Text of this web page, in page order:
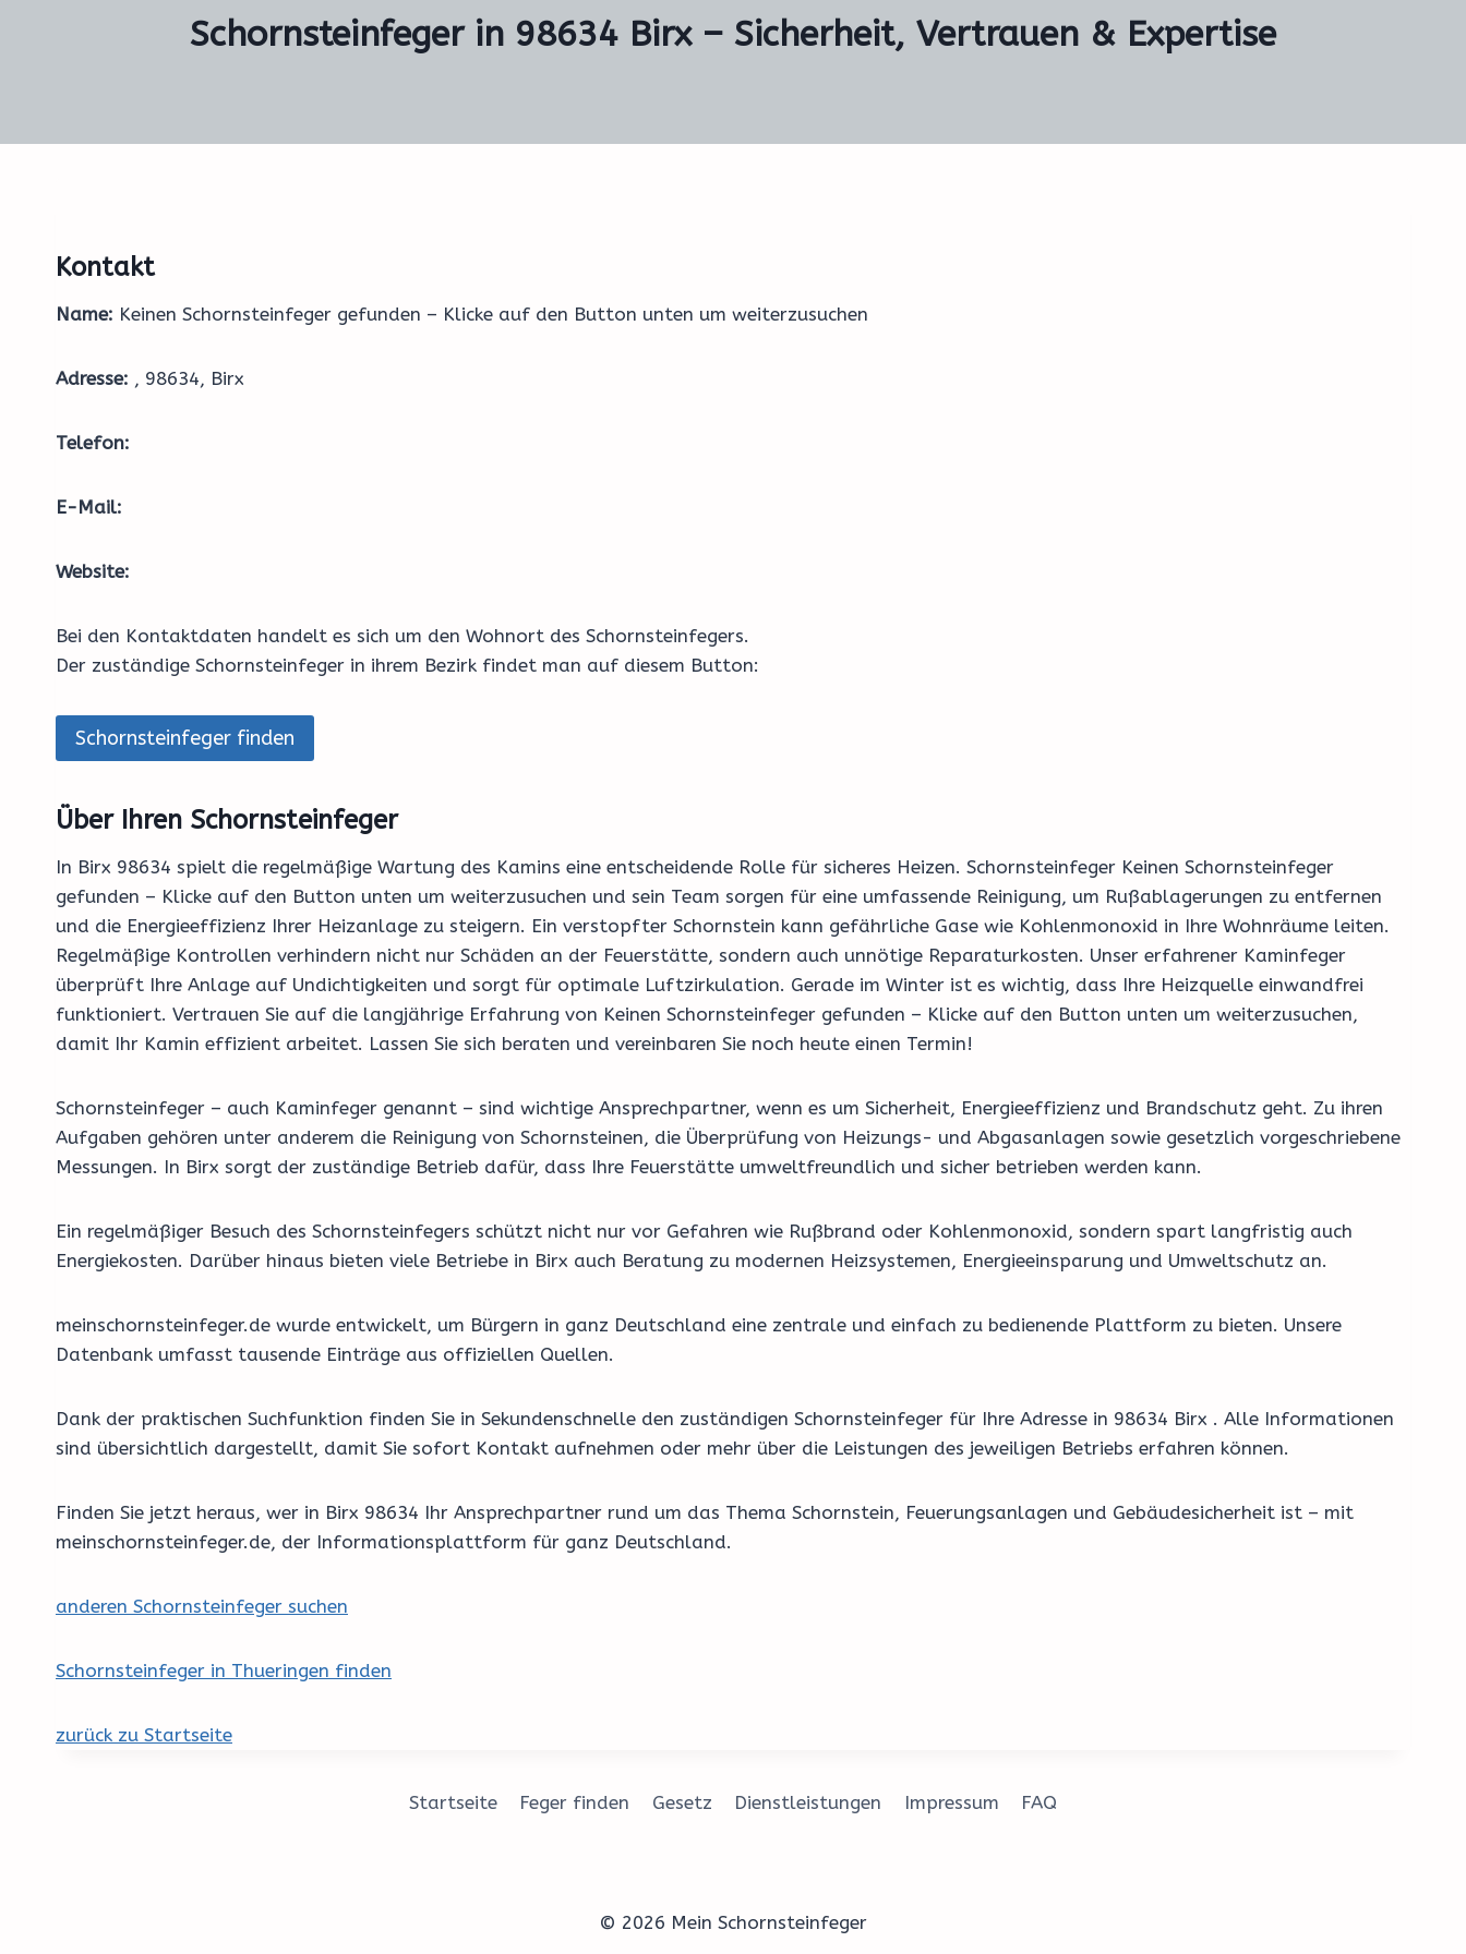
Schornsteinfeger in 98634 Birx – Sicherheit, Vertrauen & Expertise
Kontakt
Name: Keinen Schornsteinfeger gefunden – Klicke auf den Button unten um weiterzusuchen
Adresse: , 98634, Birx
Telefon:
E-Mail:
Website:
Bei den Kontaktdaten handelt es sich um den Wohnort des Schornsteinfegers.
Der zuständige Schornsteinfeger in ihrem Bezirk findet man auf diesem Button:
Schornsteinfeger finden
Über Ihren Schornsteinfeger
In Birx 98634 spielt die regelmäßige Wartung des Kamins eine entscheidende Rolle für sicheres Heizen. Schornsteinfeger Keinen Schornsteinfeger
gefunden – Klicke auf den Button unten um weiterzusuchen und sein Team sorgen für eine umfassende Reinigung, um Rußablagerungen zu entfernen
und die Energieeffizienz Ihrer Heizanlage zu steigern. Ein verstopfter Schornstein kann gefährliche Gase wie Kohlenmonoxid in Ihre Wohnräume leiten.
Regelmäßige Kontrollen verhindern nicht nur Schäden an der Feuerstätte, sondern auch unnötige Reparaturkosten. Unser erfahrener Kaminfeger
überprüft Ihre Anlage auf Undichtigkeiten und sorgt für optimale Luftzirkulation. Gerade im Winter ist es wichtig, dass Ihre Heizquelle einwandfrei
funktioniert. Vertrauen Sie auf die langjährige Erfahrung von Keinen Schornsteinfeger gefunden – Klicke auf den Button unten um weiterzusuchen,
damit Ihr Kamin effizient arbeitet. Lassen Sie sich beraten und vereinbaren Sie noch heute einen Termin!
Schornsteinfeger – auch Kaminfeger genannt – sind wichtige Ansprechpartner, wenn es um Sicherheit, Energieeffizienz und Brandschutz geht. Zu ihren
Aufgaben gehören unter anderem die Reinigung von Schornsteinen, die Überprüfung von Heizungs- und Abgasanlagen sowie gesetzlich vorgeschriebene
Messungen. In Birx sorgt der zuständige Betrieb dafür, dass Ihre Feuerstätte umweltfreundlich und sicher betrieben werden kann.
Ein regelmäßiger Besuch des Schornsteinfegers schützt nicht nur vor Gefahren wie Rußbrand oder Kohlenmonoxid, sondern spart langfristig auch
Energiekosten. Darüber hinaus bieten viele Betriebe in Birx auch Beratung zu modernen Heizsystemen, Energieeinsparung und Umweltschutz an.
meinschornsteinfeger.de wurde entwickelt, um Bürgern in ganz Deutschland eine zentrale und einfach zu bedienende Plattform zu bieten. Unsere
Datenbank umfasst tausende Einträge aus offiziellen Quellen.
Dank der praktischen Suchfunktion finden Sie in Sekundenschnelle den zuständigen Schornsteinfeger für Ihre Adresse in 98634 Birx . Alle Informationen
sind übersichtlich dargestellt, damit Sie sofort Kontakt aufnehmen oder mehr über die Leistungen des jeweiligen Betriebs erfahren können.
Finden Sie jetzt heraus, wer in Birx 98634 Ihr Ansprechpartner rund um das Thema Schornstein, Feuerungsanlagen und Gebäudesicherheit ist – mit
meinschornsteinfeger.de, der Informationsplattform für ganz Deutschland.
anderen Schornsteinfeger suchen
Schornsteinfeger in Thueringen finden
zurück zu Startseite
Startseite Feger finden Gesetz Dienstleistungen Impressum FAQ
© 2026 Mein Schornsteinfeger